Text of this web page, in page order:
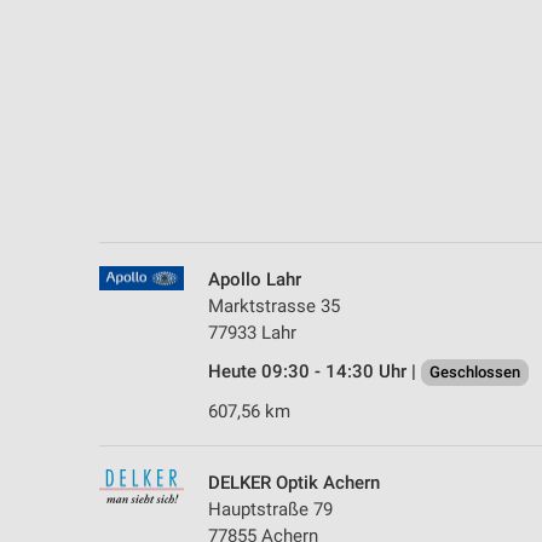
Apollo Lahr
Marktstrasse 35
77933 Lahr
Heute 09:30 - 14:30 Uhr |
Geschlossen
607,56 km
DELKER Optik Achern
Hauptstraße 79
77855 Achern
Verwendung genauer Standortdaten
Geräte anhand von aktiv angeforderten Informationen
Funktional